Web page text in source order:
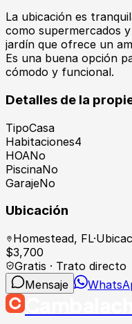
La ubicación es
como supermercados
jardín que ofrece un
Es una buena opción
cómodo y funcional.
Detalles de la
TipoCasa
Habitaciones4
HOANo
PiscinaNo
GarajeNo
Ubicación
Homestead, FL·
$3,700
Gratis · Trato directo
Mensaje